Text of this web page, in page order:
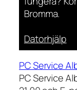
Bromma.
Datorhjälp
PC Service
PC Service